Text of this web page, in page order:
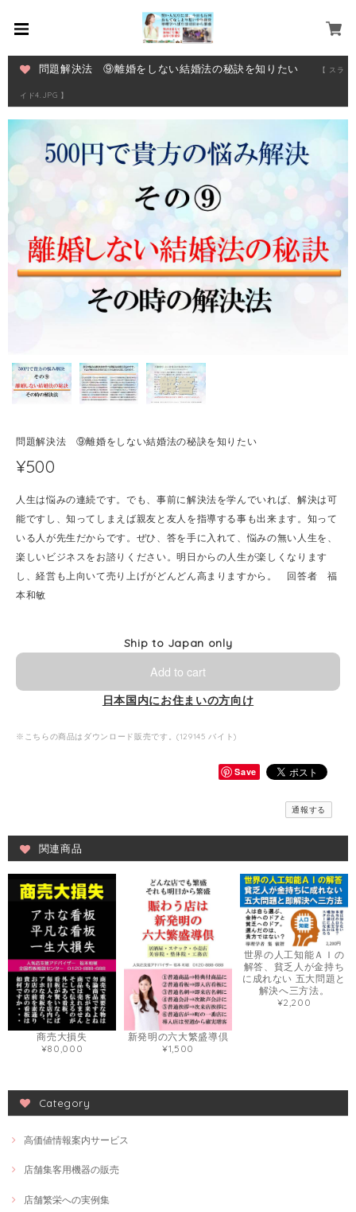
問題解決法 ⑨離婚をしない結婚法の秘訣を知りたい 【 スラ
イド4.JPG 】
問題解決法 ⑨離婚をしない結婚法の秘訣を知りたい
¥500
人生は悩みの連続です。でも、事前に解決法を学んでいれば、解決は可
能ですし、知ってしまえば親友と友人を指導する事も出来ます。知って
いる人が先生だからです。ぜひ、答を手に入れて、悩みの無い人生を、
楽しいビジネスをお諮りください。明日からの人生が楽しくなります
し、経営も上向いて売り上げがどんどん高まりますから。 回答者 福
本和敏
Ship to Japan only
Add to cart
日本国内にお住まいの方向け
※こちらの商品はダウンロード販売です。(129145 バイト)
Save
通報する
関連商品
商売大損失
¥80,000
新発明の六大繁盛導倶
¥1,500
世界の人工知能ＡＩの
解答、貧乏人が金持ち
に成れない 五大問題と
解決へ三方法。
¥2,200
Category
高価値情報案内サービス
店舗集客用機器の販売
店舗繁栄への実例集